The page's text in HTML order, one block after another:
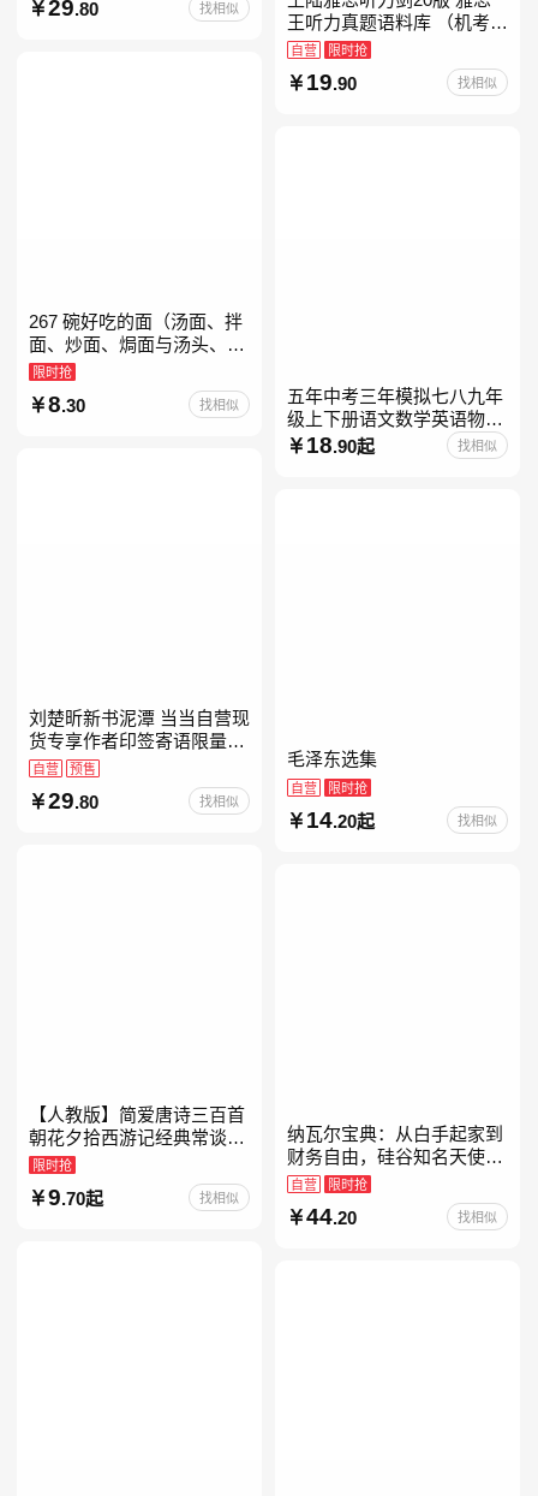
教育书
29.80 找相似
王听力真题语料库 （机考笔
试第二版）备考2026年新版
领跑雅思听力IELTS听力语
料库 新增在
自营 限时抢
19.90 找相似
267 碗好吃的面（汤面、拌
面、炒面、焗面与汤头、高
汤、酱料的奇妙组合，让你
打开味蕾，感受面条的美妙
滋味！令人无法抗拒的
限时抢
8.30 找相似
五年中考三年模拟七八九年
级上下册语文数学英语物理
化学政治历史地理生物人教
版北师版外研版北京版湘教
18.90起 找相似
刘楚昕新书泥潭 当当自营现
货专享作者印签寄语限量藏
书票 漓江文学奖获奖作品
现货充足下单优先发货 当当
自营
自营 预售
29.80 找相似
毛泽东选集
自营 限时抢
14.20起 找相似
【人教版】简爱唐诗三百首
朝花夕拾西游记经典常谈昆
虫记骆驼祥子钢铁是怎样炼
成的升级版鲁迅原著正版七
八九年级上下 鲁滨逊漂流
限时抢
9.70起 找相似
纳瓦尔宝典：从白手起家到
财务自由，硅谷知名天使投
资人纳瓦尔智慧箴言录
自营 限时抢
44.20 找相似